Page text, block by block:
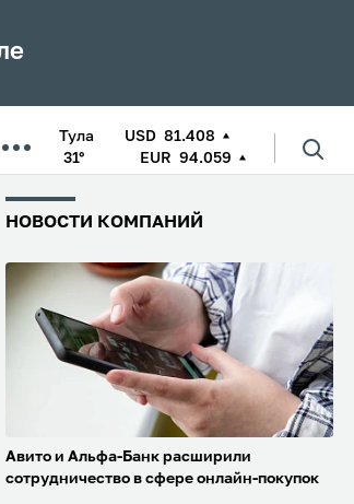
Тула
31°
USD 81.408
EUR 94.059
НОВОСТИ КОМПАНИЙ
Авито и Альфа-Банк расширили
сотрудничество в сфере онлайн-покупок